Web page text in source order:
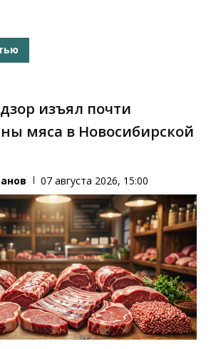
изъял почти
мяса в Новосибирской
07 августа 2026, 15:00